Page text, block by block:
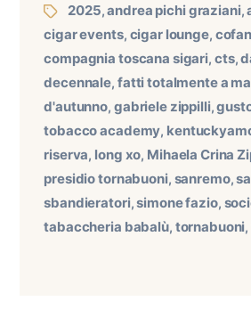
2025,andrea pichi graziani,
cigar events, cigar lounge,
compagnia toscana sigari, cts,
decennale, fatti totalmente a
d'autunno, gabriele zippilli,
tobacco academy,
riserva, long xo, Mihaela Crina
presidio tornabuoni, sanremo,
sbandieratori,simone fazio,
tabaccheria babalù, tornabuoni,